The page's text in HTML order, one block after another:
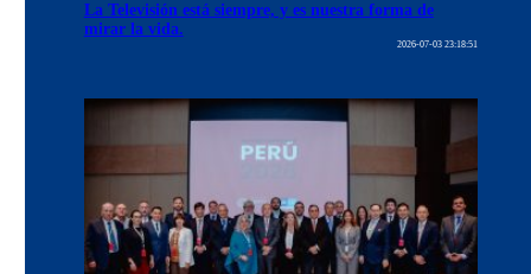
La Televisión está siempre, y es nuestra forma de
mirar la vida.
2026-07-03 23:18:51